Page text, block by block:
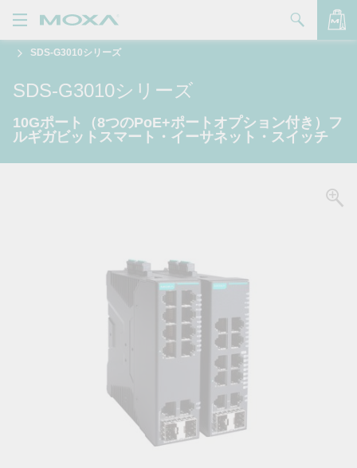
品
リューション
ポート
入方法
ートナー・ゾーン
SDS-G3010シリーズ
SDS-G3010シリーズ
10Gポート（8つのPoE+ポートオプション付き）フ
ルギガビットスマート・イーサネット・スイッチ
バッグを見る